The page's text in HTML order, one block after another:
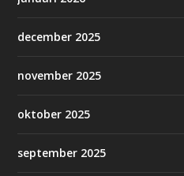
december 2025
november 2025
oktober 2025
september 2025